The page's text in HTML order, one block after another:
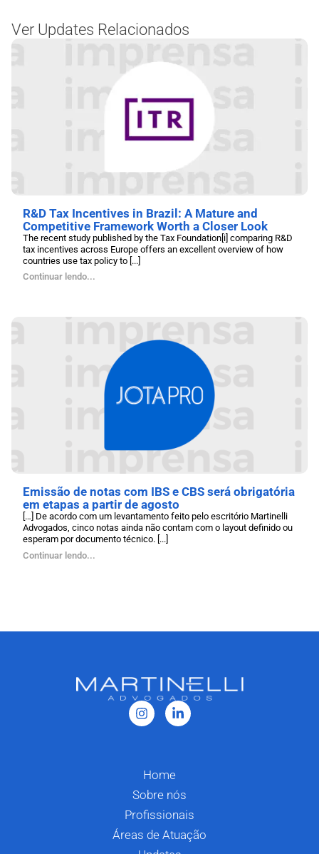
Ver Updates Relacionados
R&D Tax Incentives in Brazil: A Mature and
Competitive Framework Worth a Closer Look
The recent study published by the Tax Foundation[i] comparing R&D
tax incentives across Europe offers an excellent overview of how
countries use tax policy to [...]
Continuar lendo...
Emissão de notas com IBS e CBS será obrigatória
em etapas a partir de agosto
[…] De acordo com um levantamento feito pelo escritório Martinelli
Advogados, cinco notas ainda não contam com o layout definido ou
esperam por documento técnico. [...]
Continuar lendo...
Home
Sobre nós
Profissionais
Áreas de Atuação